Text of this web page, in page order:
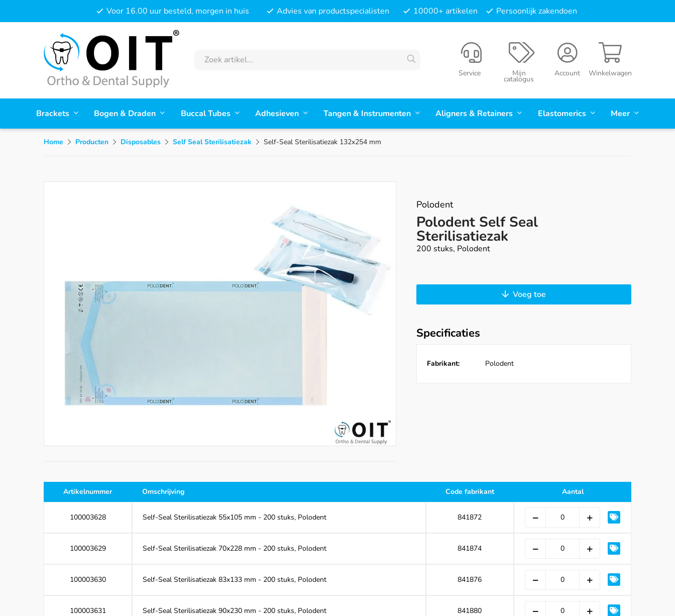
Voor 16.00 uur besteld, morgen in huis Advies van productspecialisten 10000+ artikelen Persoonlijk zakendoen
Winkelwagen
Account
Mijn
catalogus
Service
Brackets Bogen & Draden Buccal Tubes Adhesieven Tangen & Instrumenten Aligners & Retainers Elastomerics Meer
Home Producten Disposables Self Seal Sterilisatiezak Self-Seal Sterilisatiezak 132x254 mm
Polodent
Polodent Self Seal
Sterilisatiezak
200 stuks, Polodent
Voeg toe
Specificaties
Fabrikant: Polodent
Artikelnummer Omschrijving Code fabrikant Aantal
100003628 Self-Seal Sterilisatiezak 55x105 mm - 200 stuks, Polodent 841872
100003629 Self-Seal Sterilisatiezak 70x228 mm - 200 stuks, Polodent 841874
100003630 Self-Seal Sterilisatiezak 83x133 mm - 200 stuks, Polodent 841876
100003631 Self-Seal Sterilisatiezak 90x230 mm - 200 stuks, Polodent 841880